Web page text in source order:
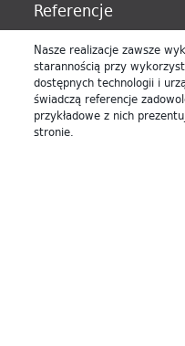
Referencje
Nasze realizacje zawsze
starannością przy
dostępnych technologii i
świadczą referencje
przykładowe z nich
stronie.